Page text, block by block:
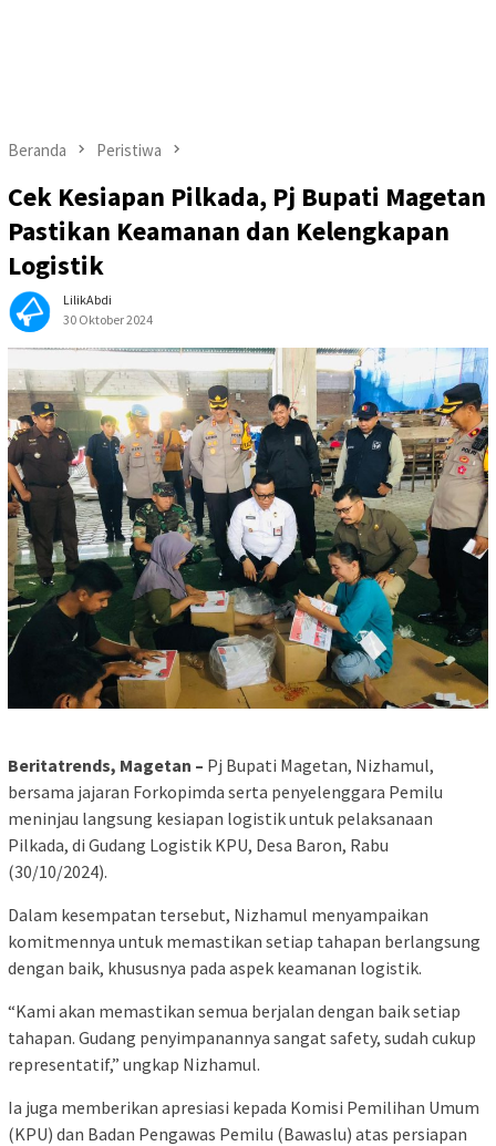
Beranda Peristiwa
Cek Kesiapan Pilkada, Pj Bupati Magetan
Pastikan Keamanan dan Kelengkapan
Logistik
LilikAbdi
30 Oktober 2024
Beritatrends, Magetan – Pj Bupati Magetan, Nizhamul,
bersama jajaran Forkopimda serta penyelenggara Pemilu
meninjau langsung kesiapan logistik untuk pelaksanaan
Pilkada, di Gudang Logistik KPU, Desa Baron, Rabu
(30/10/2024).
Dalam kesempatan tersebut, Nizhamul menyampaikan
komitmennya untuk memastikan setiap tahapan berlangsung
dengan baik, khususnya pada aspek keamanan logistik.
“Kami akan memastikan semua berjalan dengan baik setiap
tahapan. Gudang penyimpanannya sangat safety, sudah cukup
representatif,” ungkap Nizhamul.
Ia juga memberikan apresiasi kepada Komisi Pemilihan Umum
(KPU) dan Badan Pengawas Pemilu (Bawaslu) atas persiapan